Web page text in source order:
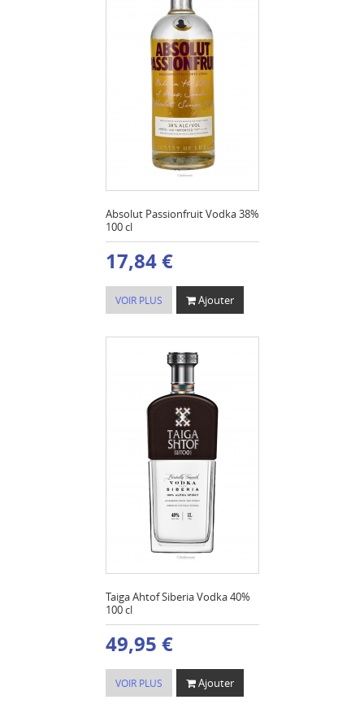
Absolut Passionfruit Vodka 38%
100 cl
17,84 €
VOIR PLUS Ajouter
Taiga Ahtof Siberia Vodka 40%
100 cl
49,95 €
VOIR PLUS Ajouter